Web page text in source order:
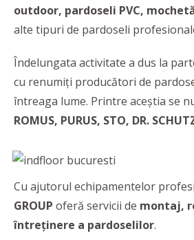
outdoor, pardoseli PVC,
alte tipuri de pardoseli
Îndelungata activitate a dus la
cu renumiți producători de
întreaga lume. Printre aceștia se
ROMUS, PURUS, STO, DR.
Cu ajutorul echipamentelor
GROUP oferă servicii de montaj,
întreținere a pardoselilor.